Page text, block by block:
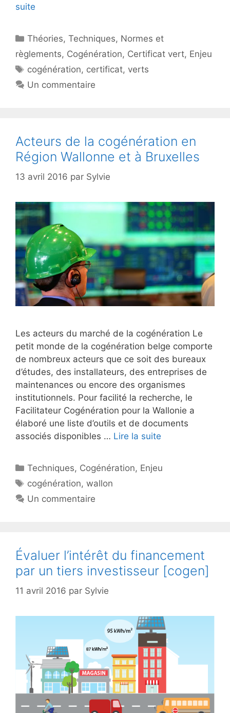
suite
Catégories
Théories,Techniques, Normes et
règlements, Cogénération, Certificat vert, Enjeu
Étiquettes
cogénération, certificat, verts
Un commentaire
Acteurs de la cogénération en
Région Wallonne et à Bruxelles
13 avril 2016 par Sylvie
Les acteurs du marché de la cogénération Le
petit monde de la cogénération belge comporte
de nombreux acteurs que ce soit des bureaux
d’études, des installateurs, des entreprises de
maintenances ou encore des organismes
institutionnels. Pour facilité la recherche, le
Facilitateur Cogénération pour la Wallonie a
élaboré une liste d’outils et de documents
associés disponibles … Lire la suite
Catégories
Techniques, Cogénération, Enjeu
Étiquettes
cogénération,wallon
Un commentaire
Évaluer l’intérêt du financement
par un tiers investisseur [cogen]
11 avril 2016 par Sylvie